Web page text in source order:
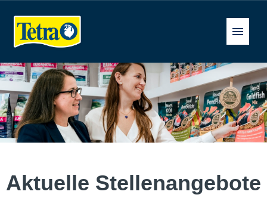
Deutsch
Stellenangebote
Aktuelle Stellenangebote